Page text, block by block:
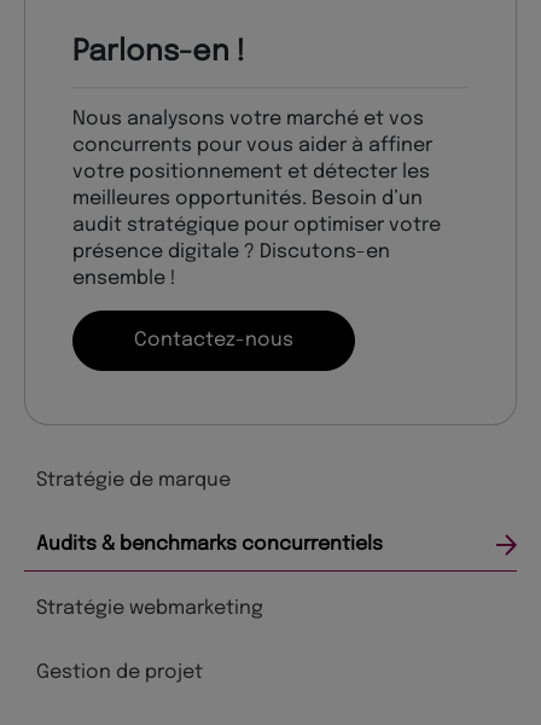
Stratégie de marque
Audits & benchmarks concurrentiels
Stratégie webmarketing
Gestion de projet
Parlons-en !
Nous analysons votre marché et vos
concurrents pour vous aider à affiner
votre positionnement et détecter les
meilleures opportunités. Besoin d’un
audit stratégique pour optimiser votre
présence digitale ? Discutons-en
ensemble !
Contactez-nous